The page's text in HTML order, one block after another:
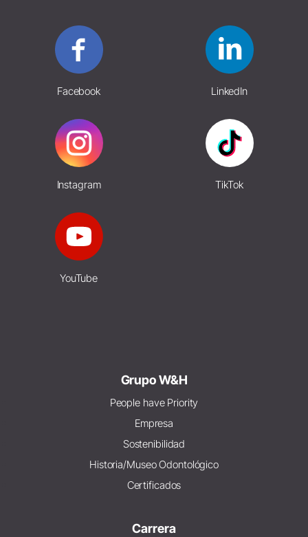
Facebook LinkedIn
Instagram TikTok
YouTube
Grupo W&H
People have Priority
Empresa
Sostenibilidad
Historia/Museo Odontológico
Certificados
Carrera